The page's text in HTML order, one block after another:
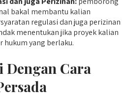
bakal membantu kalian
regulasi dan juga perizinan
menentukan jika proyek kalian
hukum yang berlaku.
Dengan Cara